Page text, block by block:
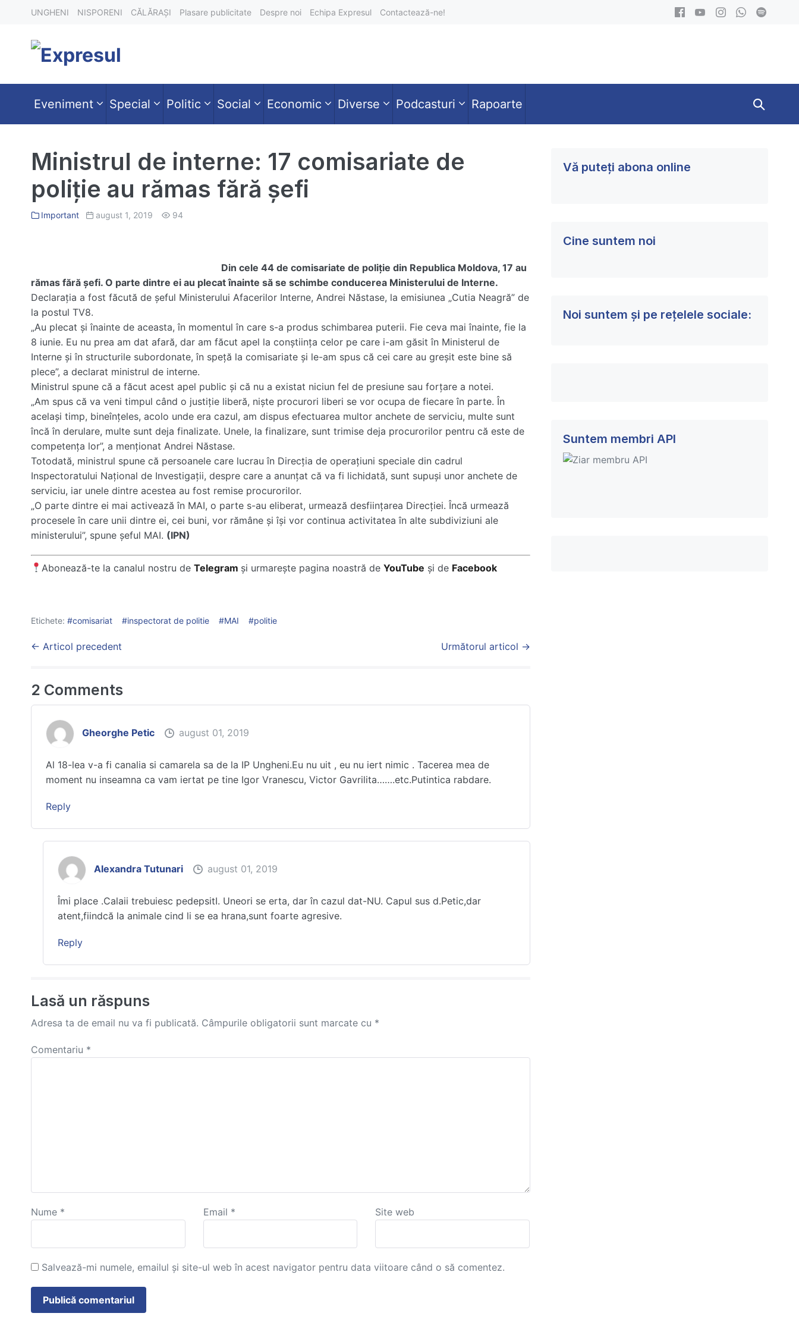
UNGHENI NISPORENI CĂLĂRAȘI Plasare publicitate Despre noi Echipa Expresul Contactează-ne!
Eveniment Special Politic Social Economic Diverse Podcasturi Rapoarte
Search
Toggle
Ministrul de interne: 17 comisariate de
poliție au rămas fără șefi
Important august 1, 2019 94
Din cele 44 de comisariate de poliție din Republica Moldova, 17 au
rămas fără șefi. O parte dintre ei au plecat înainte să se schimbe conducerea Ministerului de Interne.
Declarația a fost făcută de șeful Ministerului Afacerilor Interne, Andrei Năstase, la emisiunea „Cutia Neagră” de
la postul TV8.
„Au plecat și înainte de aceasta, în momentul în care s-a produs schimbarea puterii. Fie ceva mai înainte, fie la
8 iunie. Eu nu prea am dat afară, dar am făcut apel la conștiința celor pe care i-am găsit în Ministerul de
Interne și în structurile subordonate, în speță la comisariate și le-am spus că cei care au greșit este bine să
plece”, a declarat ministrul de interne.
Ministrul spune că a făcut acest apel public și că nu a existat niciun fel de presiune sau forțare a notei.
„Am spus că va veni timpul când o justiție liberă, niște procurori liberi se vor ocupa de fiecare în parte. În
același timp, bineînțeles, acolo unde era cazul, am dispus efectuarea multor anchete de serviciu, multe sunt
încă în derulare, multe sunt deja finalizate. Unele, la finalizare, sunt trimise deja procurorilor pentru că este de
competența lor”, a menționat Andrei Năstase.
Totodată, ministrul spune că persoanele care lucrau în Direcția de operațiuni speciale din cadrul
Inspectoratului Național de Investigații, despre care a anunțat că va fi lichidată, sunt supuși unor anchete de
serviciu, iar unele dintre acestea au fost remise procurorilor.
„O parte dintre ei mai activează în MAI, o parte s-au eliberat, urmează desființarea Direcției. Încă urmează
procesele în care unii dintre ei, cei buni, vor rămâne și își vor continua activitatea în alte subdiviziuni ale
ministerului”, spune șeful MAI. (IPN)
Abonează-te la canalul nostru deTelegram și urmarește pagina noastră deYouTube și de Facebook
Etichete: comisariat inspectorat de politie MAI politie
Post
← Articol precedent Următorul articol →
2 Comments
Gheorghe Petic august 01, 2019
Al 18-lea v-a fi canalia si camarela sa de la IP Ungheni.Eu nu uit , eu nu iert nimic . Tacerea mea de
moment nu inseamna ca vam iertat pe tine Igor Vranescu, Victor Gavrilita…….etc.Putintica rabdare.
Reply
Alexandra Tutunari august 01, 2019
Îmi place .Calaii trebuiesc pedepsitI. Uneori se erta, dar în cazul dat-NU. Capul sus d.Petic,dar
atent,fiindcă la animale cind li se ea hrana,sunt foarte agresive.
Reply
Lasă un răspuns
Adresa ta de email nu va fi publicată. Câmpurile obligatorii sunt marcate cu *
Comentariu *
Nume * Email * Site web
Salvează-mi numele, emailul și site-ul web în acest navigator pentru data viitoare când o să comentez.
Vă puteți abona online
Cine suntem noi
Noi suntem și pe rețelele sociale:
Suntem membri API